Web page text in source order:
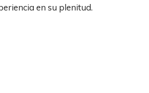
en su plenitud.